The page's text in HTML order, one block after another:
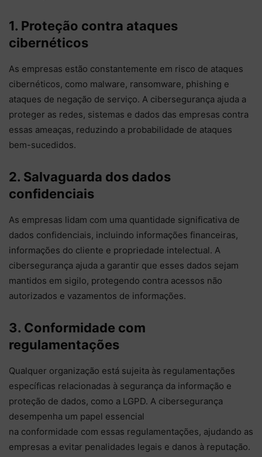
1. Proteção contra ataques
cibernéticos
As empresas estão constantemente em risco de ataques
cibernéticos, como malware, ransomware, phishing e
ataques de negação de serviço. A cibersegurança ajuda a
proteger as redes, sistemas e dados das empresas contra
essas ameaças, reduzindo a probabilidade de ataques
bem-sucedidos.
2. Salvaguarda dos dados
confidenciais
As empresas lidam com uma quantidade significativa de
dados confidenciais, incluindo informações financeiras,
informações do cliente e propriedade intelectual. A
cibersegurança ajuda a garantir que esses dados sejam
mantidos em sigilo, protegendo contra acessos não
autorizados e vazamentos de informações.
3. Conformidade com
regulamentações
Qualquer organização está sujeita às regulamentações
específicas relacionadas à segurança da informação e
proteção de dados, como a LGPD. A cibersegurança
desempenha um papel essencial
na conformidade com essas regulamentações, ajudando as
empresas a evitar penalidades legais e danos à reputação.